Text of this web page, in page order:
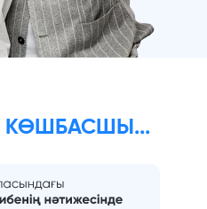
КӨШБАСШЫ...